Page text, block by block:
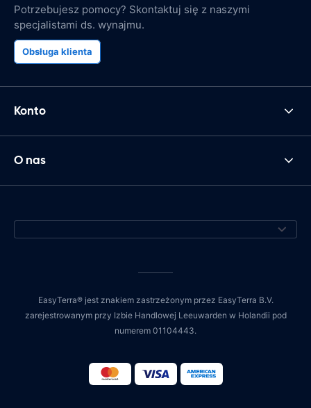
Potrzebujesz pomocy? Skontaktuj się z naszymi
specjalistami ds. wynajmu.
Obsługa klienta
Konto
O nas
EasyTerra® jest znakiem zastrzeżonym przez EasyTerra B.V.
zarejestrowanym przy Izbie Handlowej Leeuwarden w Holandii pod
numerem 01104443.